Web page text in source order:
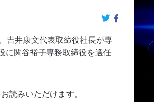
吉井康文代表取締役社長が専
に関谷裕子専務取締役を選任
読みいただけます。